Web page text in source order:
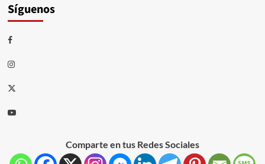
Síguenos
Comparte en tus Redes Sociales